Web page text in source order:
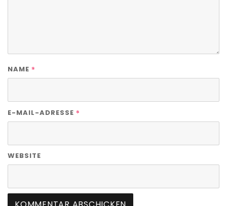
NAME *
E-MAIL-ADRESSE *
WEBSITE